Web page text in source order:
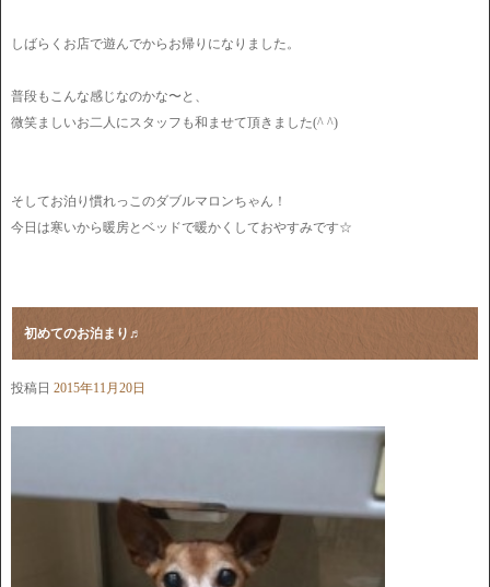
しばらくお店で遊んでからお帰りになりました。
普段もこんな感じなのかな〜と、
微笑ましいお二人にスタッフも和ませて頂きました(^ ^)
そしてお泊り慣れっこのダブルマロンちゃん！
今日は寒いから暖房とベッドで暖かくしておやすみです☆
初めてのお泊まり♬
投稿日 2015年11月20日